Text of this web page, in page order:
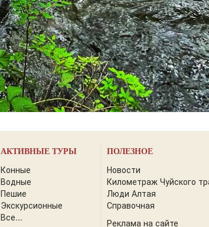
АКТИВНЫЕ ТУРЫ
Конные
Водные
Пешие
Экскурсионные
Все...
ПОЛЕЗНОЕ
Новости
Километраж Чуйского
Люди Алтая
Справочная
Реклама на сайте